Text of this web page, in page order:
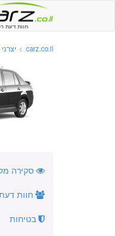
חוות דעת
carz.co.il
>
סקירה
חוות
בטיחות